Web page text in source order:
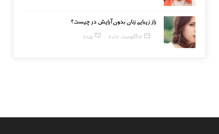
راز زیبایی زنان بدون آرایش در چیست؟
12 آگوست, 2017 285